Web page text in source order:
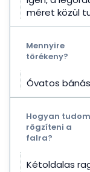
méret közül
Mennyire
törékeny?
Óvatos
Hogyan tudom
rögzíteni a
falra?
Kétoldalas